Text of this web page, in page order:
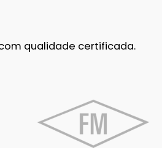
qualidade certificada.